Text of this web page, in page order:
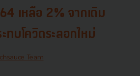
เหลือ 2% จากเดิม
บโควิดระลอกใหม่
Team